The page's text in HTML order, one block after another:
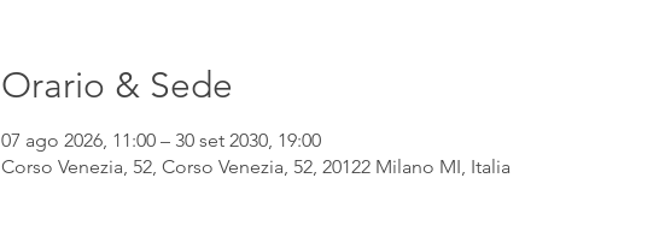
Orario & Sede
07 ago 2026, 11:00 – 30 set 2030, 19:00
Corso Venezia, 52, Corso Venezia, 52, 20122 Milano MI, Italia